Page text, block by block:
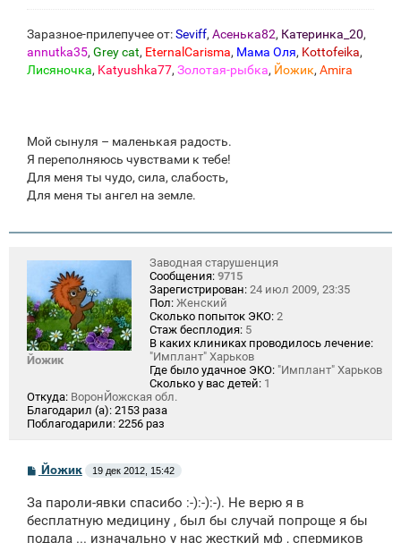
Заразное-прилепучее от:Seviff, Асенька82, Катеринка_20,
annutka35, Grey cat, EternalCarisma, Мама Оля, Kottofeika,
Лисяночка, Katyushka77, Золотая-рыбка, Йожик, Amira
Мой сынуля – маленькая радость.
Я переполняюсь чувствами к тебе!
Для меня ты чудо, сила, слабость,
Для меня ты ангел на земле.
Йожик
Заводная старушенция
Сообщения: 9715
Зарегистрирован: 24 июл 2009, 23:35
Пол: Женский
Сколько попыток ЭКО: 2
Стаж бесплодия: 5
В каких клиниках проводилось лечение:
"Имплант" Харьков
Где было удачное ЭКО: "Имплант" Харьков
Сколько у вас детей: 1
Откуда: ВоронЙожская обл.
Благодарил (а): 2153 раза
Поблагодарили: 2256 раз
С
б
щ
Йожик 19 дек 2012, 15:42
За пароли-явки спасибо :-):-):-). Не верю я в
бесплатную медицину , был бы случай попроще я бы
подала ... изначально у нас жесткий мф , спермиков